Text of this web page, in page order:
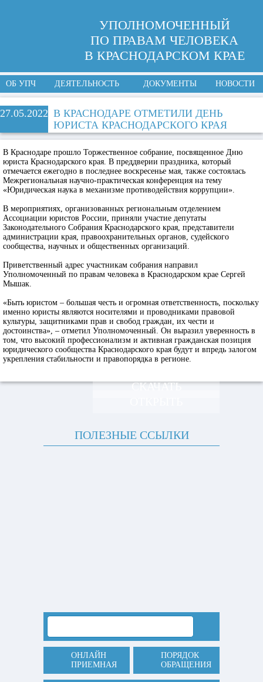
УПОЛНОМОЧЕННЫЙ
ПО ПРАВАМ ЧЕЛОВЕКА
В КРАСНОДАРСКОМ КРАЕ
ОБ УПЧ ДЕЯТЕЛЬНОСТЬ ДОКУМЕНТЫ НОВОСТИ
27.05.2022 В КРАСНОДАРЕ ОТМЕТИЛИ ДЕНЬ
ЮРИСТА КРАСНОДАРСКОГО КРАЯ
В Краснодаре прошло Торжественное собрание, посвященное Дню
юриста Краснодарского края. В преддверии праздника, который
отмечается ежегодно в последнее воскресенье мая, также состоялась
Межрегиональная научно-практическая конференция на тему
«Юридическая наука в механизме противодействия коррупции».
В мероприятиях, организованных региональным отделением
Ассоциации юристов России, приняли участие депутаты
Законодательного Собрания Краснодарского края, представители
администрации края, правоохранительных органов, судейского
сообщества, научных и общественных организаций.
Приветственный адрес участникам собрания направил
Уполномоченный по правам человека в Краснодарском крае Сергей
Мышак.
«Быть юристом – большая честь и огромная ответственность, поскольку
именно юристы являются носителями и проводниками правовой
культуры, защитниками прав и свобод граждан, их чести и
достоинства», – отметил Уполномоченный. Он выразил уверенность в
том, что высокий профессионализм и активная гражданская позиция
юридического сообщества Краснодарского края будут и впредь залогом
укрепления стабильности и правопорядка в регионе.
СКАЧАТЬ
ПОЛЕЗНЫЕ ССЫЛКИ
ОНЛАЙН
ПРИЕМНАЯ
ПОРЯДОК
ОБРАЩЕНИЯ